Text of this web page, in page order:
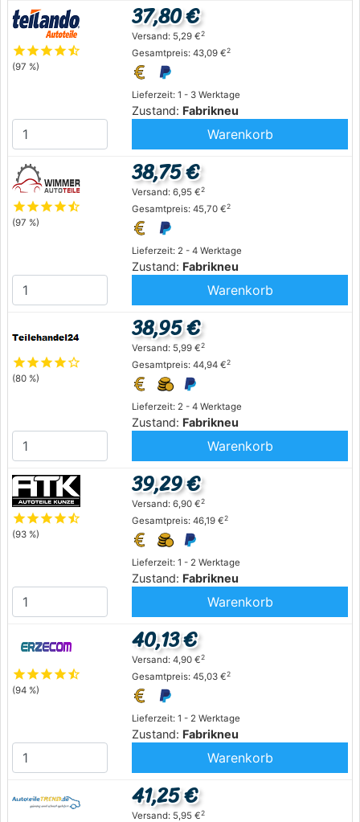
starstarstarstarstar_half
(97 %)
Lieferzeit: 1 - 3 Werktage
Zustand: Fabrikneu
37,80 €
Versand: 5,29 €2
Gesamtpreis: 43,09 €2
Warenkorb
starstarstarstarstar_half
(97 %)
Lieferzeit: 2 - 4 Werktage
Zustand: Fabrikneu
38,75 €
Versand: 6,95 €2
Gesamtpreis: 45,70 €2
Warenkorb
starstarstarstarstar_outline
(80 %)
Lieferzeit: 2 - 4 Werktage
Zustand: Fabrikneu
38,95 €
Versand: 5,99 €2
Gesamtpreis: 44,94 €2
Warenkorb
starstarstarstarstar_half
(93 %)
Lieferzeit: 1 - 2 Werktage
Zustand: Fabrikneu
39,29 €
Versand: 6,90 €2
Gesamtpreis: 46,19 €2
Warenkorb
starstarstarstarstar_half
(94 %)
Lieferzeit: 1 - 2 Werktage
Zustand: Fabrikneu
40,13 €
Versand: 4,90 €2
Gesamtpreis: 45,03 €2
Warenkorb
41,25 €
Versand: 5,95 €2